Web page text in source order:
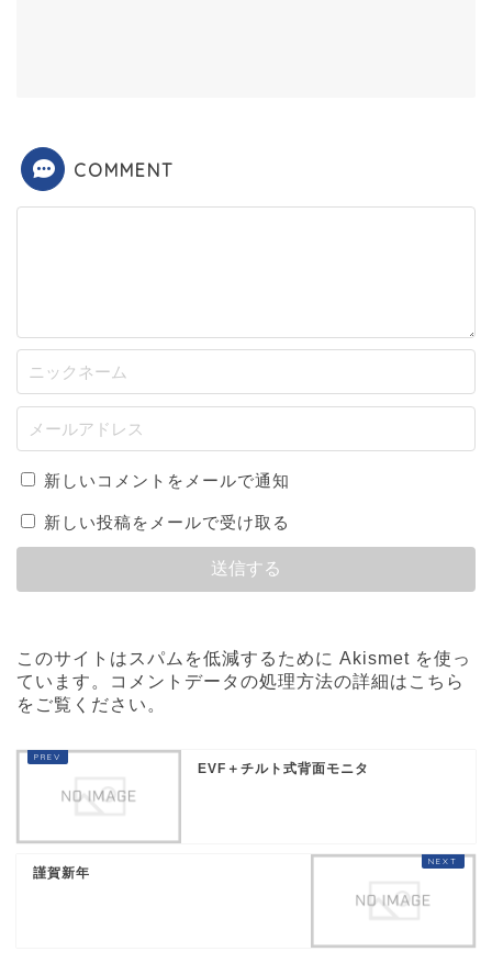
COMMENT
新しいコメントをメールで通知
新しい投稿をメールで受け取る
このサイトはスパムを低減するために Akismet を使っ
ています。
コメントデータの処理方法の詳細はこちら
をご覧ください 。
EVF＋チルト式背面モニタ
謹賀新年